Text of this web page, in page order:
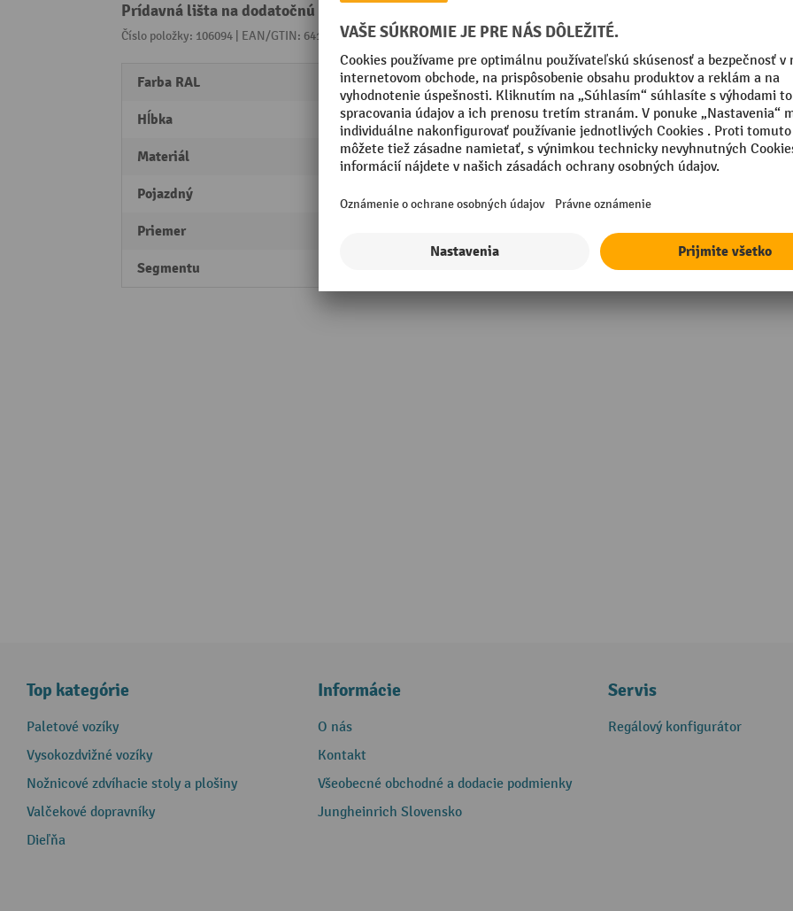
Prídavná lišta na dodatočnú inštaláciu na pracovné stoly so šírkou 1 800 mm
Číslo položky: 106094 | EAN/GTIN: 6416763039227Z kategórie:Príslušenstvo k pracovným stolom
Farba RAL RAL 7035 svetlošedá
Hĺbka 40 mm
Materiál Oceľ
Pojazdný
Priemer
Segmentu
Vlastná hmotnosť
Vyhotovenie ESD
Vážiace zariadenie
Značka
Záruka dodávateľa
Šírka
Top kategórie
Paletové vozíky
Vysokozdvižné vozíky
Nožnicové zdvíhacie stoly a plošiny
Valčekové dopravníky
Dieľňa
Informácie
O nás
Kontakt
Všeobecné obchodné a dodacie podmienky
Jungheinrich Slovensko
Servis
Regálový konfigurátor